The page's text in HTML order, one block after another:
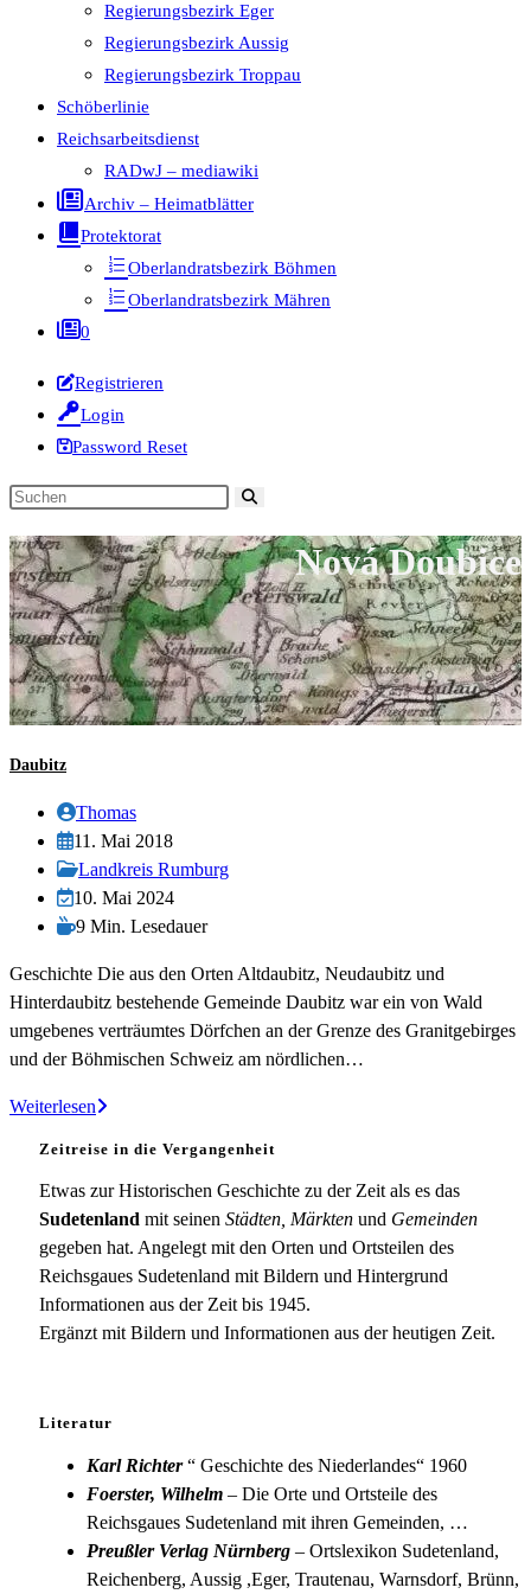
Regierungsbezirk Eger
Regierungsbezirk Aussig
Regierungsbezirk Troppau
Schöberlinie
Reichsarbeitsdienst
RADwJ – mediawiki
Archiv – Heimatblätter
Protektorat
Oberlandratsbezirk Böhmen
Oberlandratsbezirk Mähren
0
Registrieren
Login
Password Reset
Diese
durchsuchen
Nová Doubice
Daubitz
Beitrags-
Autor:
Thomas
Beitrag
veröffentlicht:
11. Mai 2018
Beitrags-
Kategorie:
Landkreis Rumburg
Beitrag
zuletzt
am:
10. Mai 2024
Lesedauer:
9 Min. Lesedauer
Geschichte Die aus den Orten Altdaubitz, Neudaubitz und
Hinterdaubitz bestehende Gemeinde Daubitz war ein von Wald
umgebenes verträumtes Dörfchen an der Grenze des Granitgebirges
und der Böhmischen Schweiz am nördlichen…
WeiterlesenDaubitz
Zeitreise in die Vergangenheit
Etwas zur Historischen Geschichte zu der Zeit als es das
Sudetenland mit seinen Städten, Märkten und Gemeinden
gegeben hat. Angelegt mit den Orten und Ortsteilen des
Reichsgaues Sudetenland mit Bildern und Hintergrund
Informationen aus der Zeit bis 1945.
Ergänzt mit Bildern und Informationen aus der heutigen Zeit.
Literatur
Karl Richter“ Geschichte des Niederlandes“ 1960
Foerster, Wilhelm – Die Orte und Ortsteile des
Reichsgaues Sudetenland mit ihren Gemeinden, …
Preußler Verlag Nürnberg – Ortslexikon Sudetenland,
Reichenberg, Aussig ,Eger, Trautenau, Warnsdorf, Brünn,